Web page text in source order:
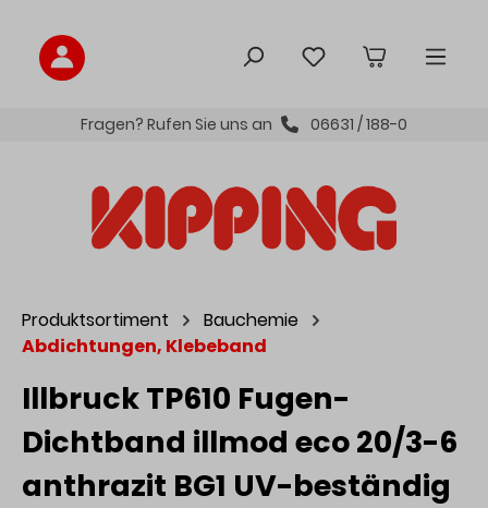
Fragen? Rufen Sie uns an 06631 / 188-0
Produktsortiment
Bauchemie
Abdichtungen, Klebeband
Illbruck TP610 Fugen-
Dichtband illmod eco 20/3-6
anthrazit BG1 UV-beständig